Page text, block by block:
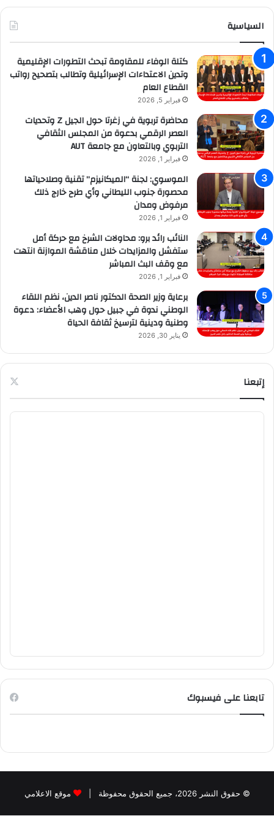
السياسية
كتلة الوفاء للمقاومة تبحث التطورات الإقليمية
وتدين الاعتداءات الإسرائيلية وتطالب بتصحيح رواتب
القطاع العام
فبراير 5, 2026
محاضرة تربوية في زغرتا حول الجيل Z وتحديات
العصر الرقمي بدعوة من المجلس الثقافي
التربوي وبالتعاون مع جامعة AUT
فبراير 1, 2026
الموسوي: لجنة “الميكانيزم” تقنية وصلاحياتها
محصورة جنوب الليطاني وأي طرح خارج ذلك
مرفوض ومدان
فبراير 1, 2026
النائب رائد برو: محاولات الشرخ مع حركة أمل
ستفشل والمزايدات خلال مناقشة الموازنة انتهت
مع وقف البث المباشر
فبراير 1, 2026
برعاية وزير الصحة الدكتور ناصر الدين، نظم اللقاء
الوطني ندوة في جبيل حول وهب الأعضاء: دعوة
وطنية ودينية لترسيخ ثقافة الحياة
يناير 30, 2026
إتبعنا
تابعنا على فيسبوك
© حقوق النشر 2026، جميع الحقوق محفوظة | موقع الاعلامي